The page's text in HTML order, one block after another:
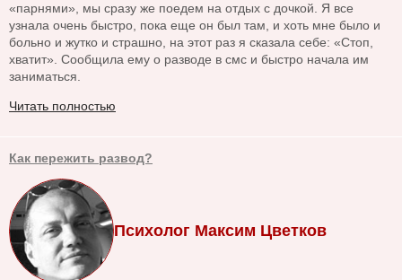
«парнями», мы сразу же поедем на отдых с дочкой. Я все
узнала очень быстро, пока еще он был там, и хоть мне было и
больно и жутко и страшно, на этот раз я сказала себе: «Стоп,
хватит». Сообщила ему о разводе в смс и быстро начала им
заниматься.
Читать полностью
Как пережить развод?
Психолог Максим Цветков